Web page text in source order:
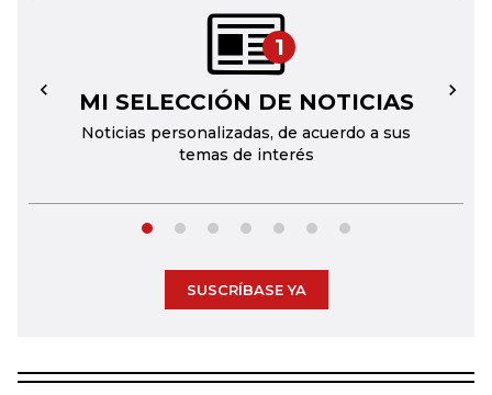
1
MI SELECCIÓN DE NOTICIAS
Noticias personalizadas, de acuerdo a sus
temas de interés
← →
SUSCRÍBASE YA